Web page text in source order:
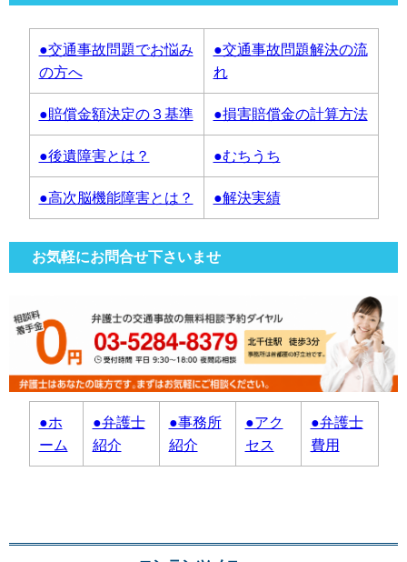
●交通事故問題でお悩み
の方へ
●交通事故問題解決の流
れ
●賠償金額決定の３基準 ●損害賠償金の計算方法
●後遺障害とは？ ●むちうち
●高次脳機能障害とは？ ●解決実績
お気軽にお問合せ下さいませ
●ホ
ーム
●弁護士
紹介
●事務所
紹介
●アク
セス
●弁護士
費用